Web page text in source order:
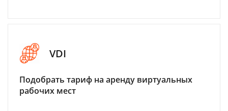
VDI
Подобрать тариф на аренду виртуальных
рабочих мест